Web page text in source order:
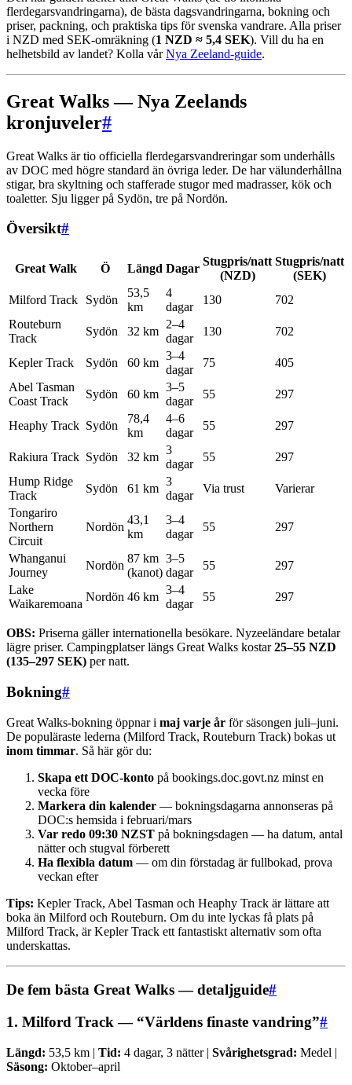
flerdegarsvandringarna), de bästa dagsvandringarna, bokning och
priser, packning, och praktiska tips för svenska vandrare. Alla priser
i NZD med SEK-omräkning (1 NZD ≈ 5,4 SEK). Vill du ha en
helhetsbild av landet? Kolla vårNya Zeeland-guide.
Great Walks — Nya Zeelands
kronjuveler#
Great Walks är tio officiella flerdegarsvandreringar som underhålls
av DOC med högre standard än övriga leder. De har välunderhållna
stigar, bra skyltning och stafferade stugor med madrasser, kök och
toaletter. Sju ligger på Sydön, tre på Nordön.
Översikt#
Great Walk Ö Längd Dagar
Stugpris/natt
(NZD)
Stugpris/natt
(SEK)
Milford Track
Sydön
53,5
km
4
dagar
130
702
Routeburn
Track
Sydön 32 km
2–4
dagar
130 702
Kepler Track Sydön 60 km
3–4
dagar
75
405
Abel Tasman
Coast Track
Sydön 60 km
3–5
dagar
55 297
Heaphy Track Sydön
78,4
km
4–6
dagar
55 297
Rakiura Track Sydön 32 km
3
dagar
55
297
Hump Ridge
Track
Sydön 61 km
3
dagar
Via trust
Varierar
Tongariro
Northern
Circuit
Nordön
43,1
km
3–4
dagar
55 297
Whanganui
Journey
Nordön
87 km
(kanot)
3–5
dagar
55
297
Lake
Waikaremoana
Nordön 46 km
3–4
dagar
55 297
OBS: Priserna gäller internationella besökare. Nyzeeländare betalar
lägre priser. Campingplatser längs Great Walks kostar25–55 NZD
(135–297 SEK) per natt.
Bokning#
Great Walks-bokning öppnar i maj varje år för säsongen juli–juni.
De populäraste lederna (Milford Track, Routeburn Track) bokas ut
inom timmar. Så här gör du:
Skapa ett DOC-konto på bookings.doc.govt.nz minst en
vecka före
Markera din kalender — bokningsdagarna annonseras på
DOC:s hemsida i februari/mars
Var redo 09:30 NZST på bokningsdagen — ha datum, antal
nätter och stugval förberett
Ha flexibla datum — om din förstadag är fullbokad, prova
veckan efter
Tips: Kepler Track, Abel Tasman och Heaphy Track är lättare att
boka än Milford och Routeburn. Om du inte lyckas få plats på
Milford Track, är Kepler Track ett fantastiskt alternativ som ofta
underskattas.
De fem bästa Great Walks — detaljguide#
1. Milford Track — “Världens finaste vandring”#
Längd: 53,5 km | Tid: 4 dagar, 3 nätter | Svårighetsgrad: Medel |
Säsong: Oktober–april